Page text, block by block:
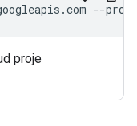
--
proje